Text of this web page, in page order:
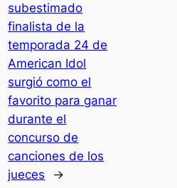
subestimado
finalista de la
temporada 24 de
American Idol
surgió como el
favorito para ganar
durante el
concurso de
canciones de los
jueces
→